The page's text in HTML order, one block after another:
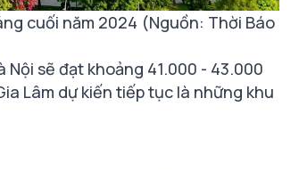
cuối năm 2024 (Nguồn: Thời Báo
sẽ đạt khoảng 41.000 - 43.000
Lâm dự kiến tiếp tục là những khu